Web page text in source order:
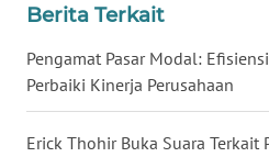
Berita Terkait
Pengamat Pasar Modal:
Perbaiki Kinerja Perusahaan
Erick Thohir Buka Suara Terkait
WN